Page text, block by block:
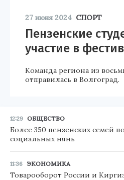
27 июня 2024 СПОРТ
Пензенские
участие в
Команда региона из
отправилась в Волгоград.
12:29 ОБЩЕСТВО
Более 350 пензенских семей
социальных нянь
11:36 ЭКОНОМИКА
Товарооборот России и